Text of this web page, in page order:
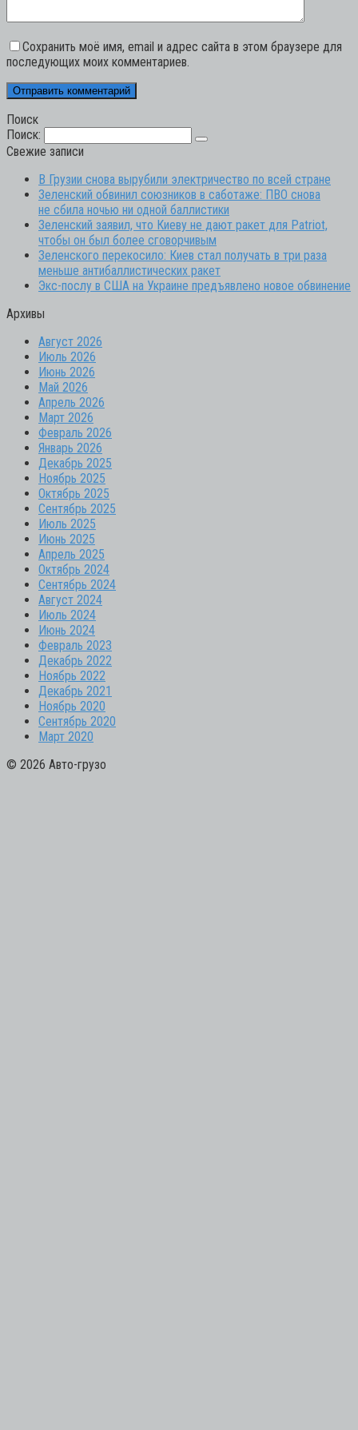
Сохранить моё имя, email и адрес сайта в этом браузере для
последующих моих комментариев.
Поиск
Поиск:
Свежие записи
В Грузии снова вырубили электричество по всей стране
Зеленский обвинил союзников в саботаже: ПВО снова
не сбила ночью ни одной баллистики
Зеленский заявил, что Киеву не дают ракет для Patriot,
чтобы он был более сговорчивым
Зеленского перекосило: Киев стал получать в три раза
меньше антибаллистических ракет
Экс-послу в США на Украине предъявлено новое обвинение
Архивы
Август 2026
Июль 2026
Июнь 2026
Май 2026
Апрель 2026
Март 2026
Февраль 2026
Январь 2026
Декабрь 2025
Ноябрь 2025
Октябрь 2025
Сентябрь 2025
Июль 2025
Июнь 2025
Апрель 2025
Октябрь 2024
Сентябрь 2024
Август 2024
Июль 2024
Июнь 2024
Февраль 2023
Декабрь 2022
Ноябрь 2022
Декабрь 2021
Ноябрь 2020
Сентябрь 2020
Март 2020
© 2026 Авто-грузо